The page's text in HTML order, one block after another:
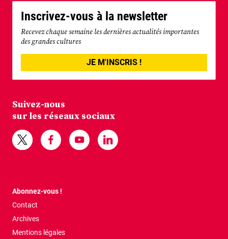
Inscrivez-vous à la newsletter
Recevez chaque semaine les dernières actualités importantes
des grandes cultures
JE M'INSCRIS !
Suivez-nous
sur les réseaux sociaux
Abonnez-vous !
Contact
Archives
Mentions légales